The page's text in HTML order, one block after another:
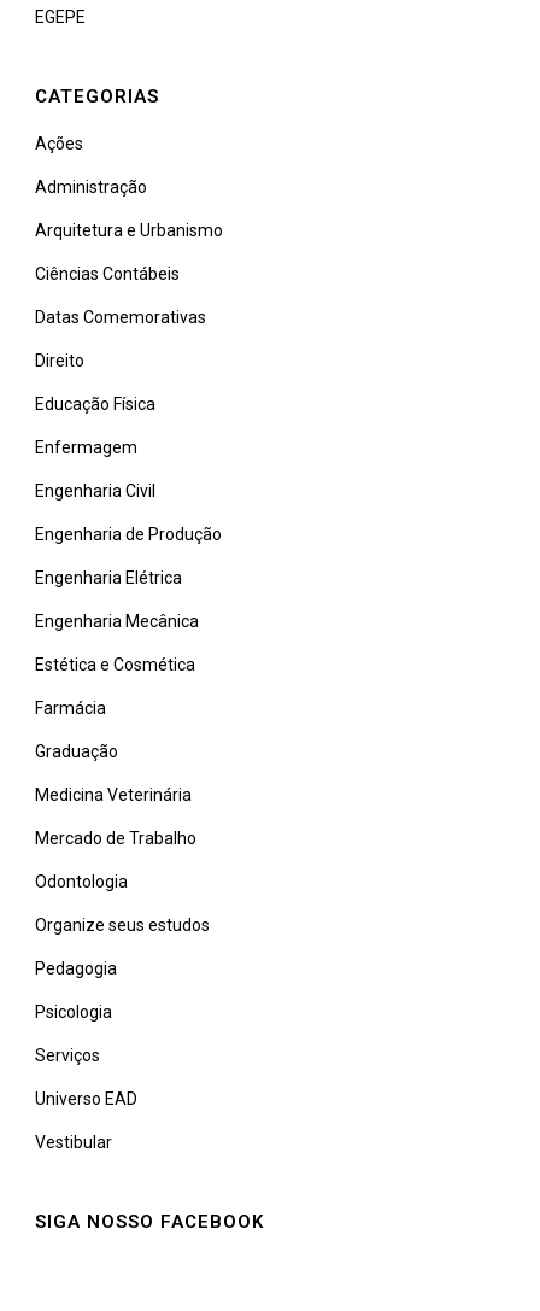
EGEPE
CATEGORIAS
Ações
Administração
Arquitetura e Urbanismo
Ciências Contábeis
Datas Comemorativas
Direito
Educação Física
Enfermagem
Engenharia Civil
Engenharia de Produção
Engenharia Elétrica
Engenharia Mecânica
Estética e Cosmética
Farmácia
Graduação
Medicina Veterinária
Mercado de Trabalho
Odontologia
Organize seus estudos
Pedagogia
Psicologia
Serviços
Universo EAD
Vestibular
SIGA NOSSO FACEBOOK